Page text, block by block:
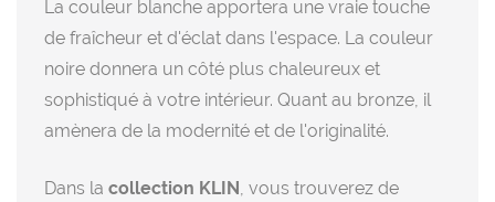
La couleur blanche apportera une vraie touche
de fraîcheur et d'éclat dans l'espace. La couleur
noire donnera un côté plus chaleureux et
sophistiqué à votre intérieur. Quant au bronze, il
amènera de la modernité et de l'originalité.
Dans la collection KLIN , vous trouverez de